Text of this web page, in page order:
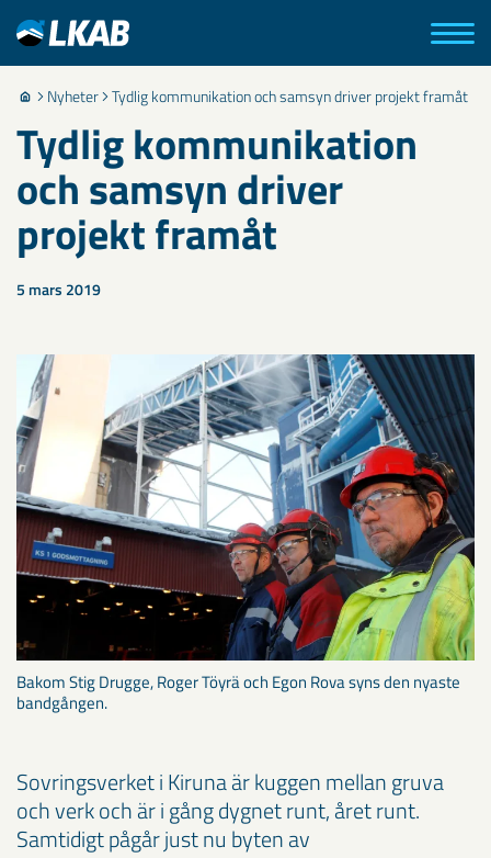
Nyheter Tydlig kommunikation och samsyn driver projekt framåt
Tydlig kommunikation
och samsyn driver
projekt framåt
5 mars 2019
Bakom Stig Drugge, Roger Töyrä och Egon Rova syns den nyaste
bandgången.
Sovringsverket i Kiruna är kuggen mellan gruva
och verk och är i gång dygnet runt, året runt.
Samtidigt pågår just nu byten av